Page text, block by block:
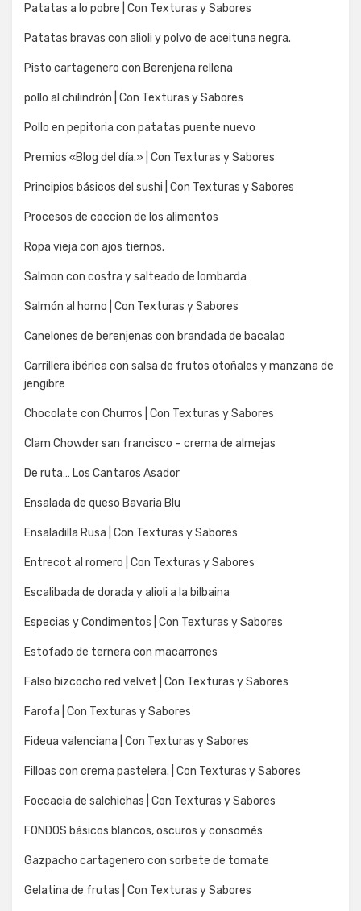
Patatas a lo pobre | Con Texturas y Sabores
Patatas bravas con alioli y polvo de aceituna negra.
Pisto cartagenero con Berenjena rellena
pollo al chilindrón | Con Texturas y Sabores
Pollo en pepitoria con patatas puente nuevo
Premios «Blog del día.» | Con Texturas y Sabores
Principios básicos del sushi | Con Texturas y Sabores
Procesos de coccion de los alimentos
Ropa vieja con ajos tiernos.
Salmon con costra y salteado de lombarda
Salmón al horno | Con Texturas y Sabores
Canelones de berenjenas con brandada de bacalao
Carrillera ibérica con salsa de frutos otoñales y manzana de
jengibre
Chocolate con Churros | Con Texturas y Sabores
Clam Chowder san francisco – crema de almejas
De ruta… Los Cantaros Asador
Ensalada de queso Bavaria Blu
Ensaladilla Rusa | Con Texturas y Sabores
Entrecot al romero | Con Texturas y Sabores
Escalibada de dorada y alioli a la bilbaina
Especias y Condimentos | Con Texturas y Sabores
Estofado de ternera con macarrones
Falso bizcocho red velvet | Con Texturas y Sabores
Farofa | Con Texturas y Sabores
Fideua valenciana | Con Texturas y Sabores
Filloas con crema pastelera. | Con Texturas y Sabores
Foccacia de salchichas | Con Texturas y Sabores
FONDOS básicos blancos, oscuros y consomés
Gazpacho cartagenero con sorbete de tomate
Gelatina de frutas | Con Texturas y Sabores